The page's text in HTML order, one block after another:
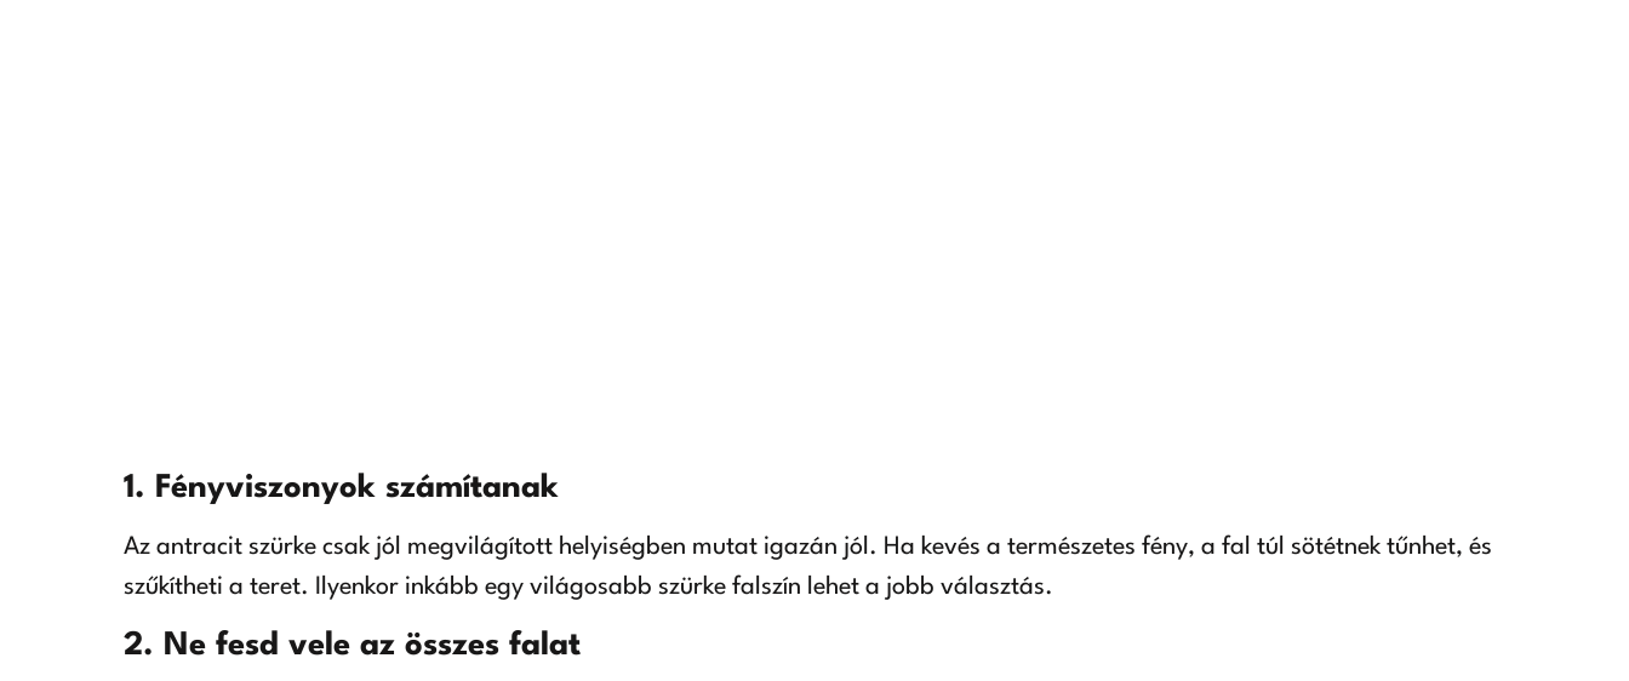
1. Fényviszonyok számítanak
Az antracit szürke csak jól megvilágított helyiségben mutat igazán jól. Ha kevés a természetes fény, a fal túl sötétnek tűnhet, és
szűkítheti a teret. Ilyenkor inkább egy világosabb szürke falszín lehet a jobb választás.
2. Ne fesd vele az összes falat